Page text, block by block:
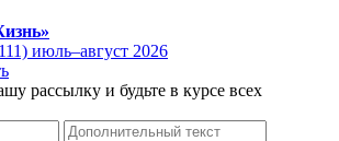
июль–август 2026
рассылку и будьте в курсе всех